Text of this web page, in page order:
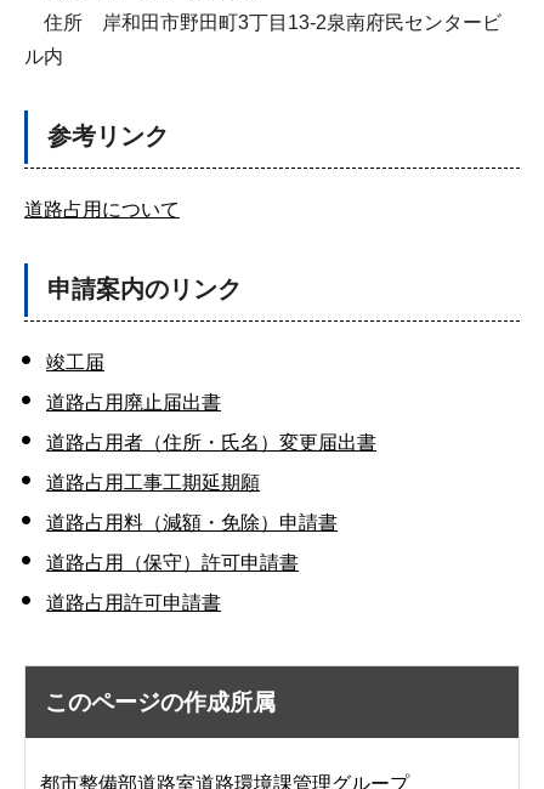
住所 岸和田市野田町3丁目13-2泉南府民センタービ
ル内
参考リンク
道路占用について
申請案内のリンク
竣工届
道路占用廃止届出書
道路占用者（住所・氏名）変更届出書
道路占用工事工期延期願
道路占用料（減額・免除）申請書
道路占用（保守）許可申請書
道路占用許可申請書
このページの作成所属
都市整備部道路室道路環境課管理グループ